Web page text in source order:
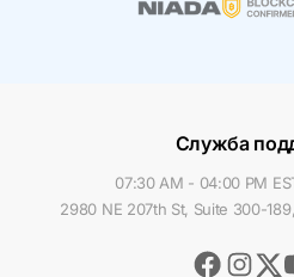
Служба
07:30 AM - 04:00 PM
2980 NE 207th St, Suite 300-
Facebook